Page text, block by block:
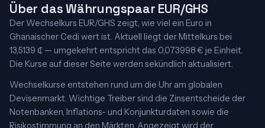
Über das Währungspaar EUR/GHS
Der Wechselkurs EUR/GHS zeigt, wie viel ein Euro in
Ghanaischer Cedi wert ist. Aktuell liegt der Mittelkurs bei
13,5139 ₵ — umgekehrt entspricht das 0,073998 € je Einheit.
Die Kurse auf dieser Seite werden sekündlich aktualisiert.
Wechselkurse entstehen rund um die Uhr am globalen
Devisenmarkt. Wichtige Treiber sind die Zinsentscheide der
Notenbanken, Inflations- und Konjunkturdaten sowie die
Risikostimmung an den Märkten. Angezeigt wird der